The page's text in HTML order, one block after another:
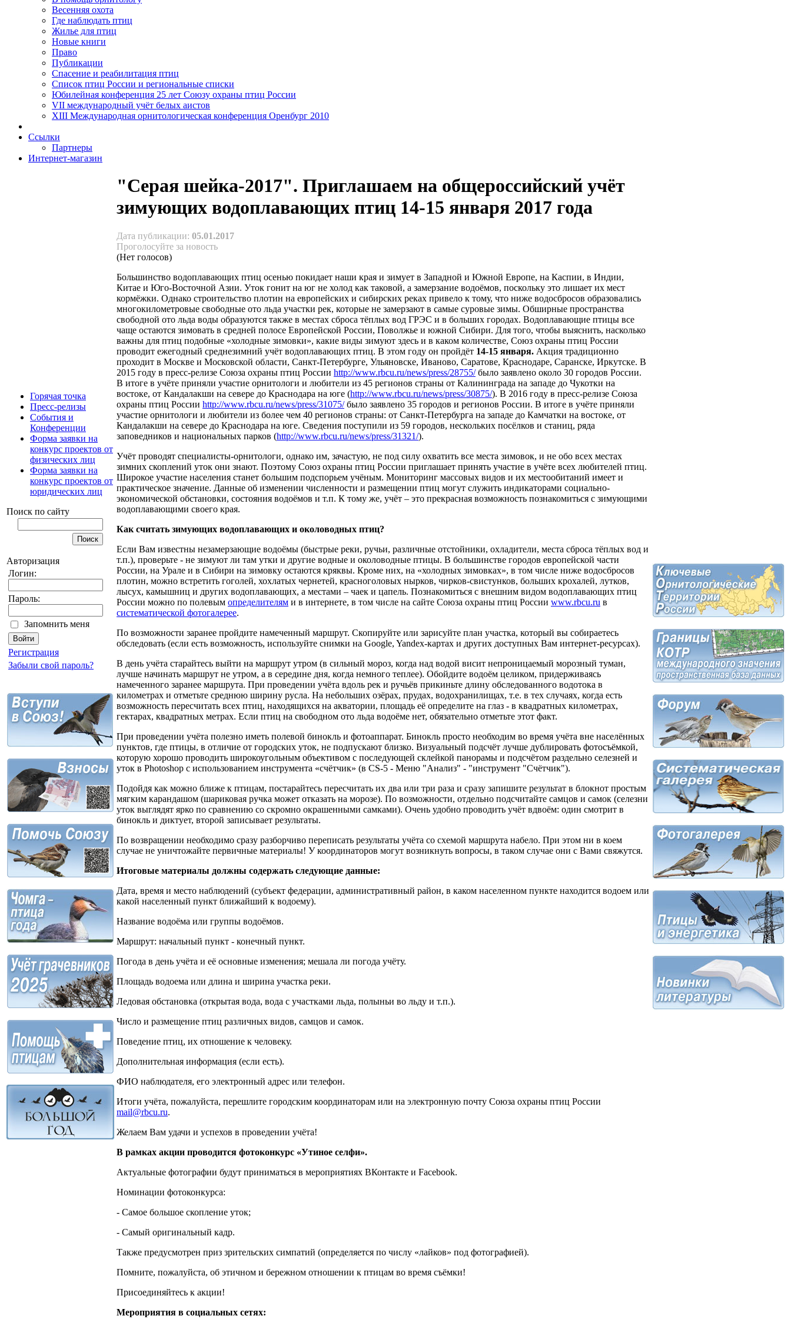
Весенняя охота
Где наблюдать птиц
Жилье для птиц
Новые книги
Право
Публикации
Спасение и реабилитация птиц
Список птиц России и региональные списки
Юбилейная конференция 25 лет Союзу охраны птиц России
VII международный учёт белых аистов
XIII Международная орнитологическая конференция Оренбург 2010
Ссылки
Партнеры
Интернет-магазин
Горячая точка
Пресс-релизы
События и
Конференции
Форма заявки на
конкурс проектов от
физических лиц
Форма заявки на
конкурс проектов от
юридических лиц
Поиск по сайту
Авторизация
Логин:
Пароль:
Запомнить меня
Регистрация
Забыли свой пароль?
"Серая шейка-2017". Приглашаем на общероссийский учёт
зимующих водоплавающих птиц 14-15 января 2017 года
Дата публикации: 05.01.2017
Проголосуйте за новость
(Нет голосов)
Большинство водоплавающих птиц осенью покидает наши края и зимует в Западной и Южной Европе, на Каспии, в Индии,
Китае и Юго-Восточной Азии. Уток гонит на юг не холод как таковой, а замерзание водоёмов, поскольку это лишает их мест
кормёжки. Однако строительство плотин на европейских и сибирских реках привело к тому, что ниже водосбросов образовались
многокилометровые свободные ото льда участки рек, которые не замерзают в самые суровые зимы. Обширные пространства
свободной ото льда воды образуются также в местах сброса тёплых вод ГРЭС и в больших городах. Водоплавающие птицы все
чаще остаются зимовать в cредней полосе Европейской России, Поволжье и южной Сибири. Для того, чтобы выяснить, насколько
важны для птиц подобные «холодные зимовки», какие виды зимуют здесь и в каком количестве, Союз охраны птиц России
проводит ежегодный среднезимний учёт водоплавающих птиц. В этом году он пройдёт 14-15 января. Акция традиционно
проходит в Москве и Московской области, Санкт-Петербурге, Ульяновске, Иваново, Саратове, Краснодаре, Саранске, Иркутске. В
2015 году в пресс-релизе Союза охраны птиц России http://www.rbcu.ru/news/press/28755/было заявлено около 30 городов России.
В итоге в учёте приняли участие орнитологи и любители из 45 регионов страны от Калининграда на западе до Чукотки на
востоке, от Кандалакши на севере до Краснодара на юге (http://www.rbcu.ru/news/press/30875/). В 2016 году в пресс-релизе Союза
охраны птиц России http://www.rbcu.ru/news/press/31075/было заявлено 35 городов и регионов России. В итоге в учёте приняли
участие орнитологи и любители из более чем 40 регионов страны: от Санкт-Петербурга на западе до Камчатки на востоке, от
Кандалакши на севере до Краснодара на юге. Сведения поступили из 59 городов, нескольких посёлков и станиц, ряда
заповедников и национальных парков (http://www.rbcu.ru/news/press/31321/).
Учёт проводят специалисты-орнитологи, однако им, зачастую, не под силу охватить все места зимовок, и не обо всех местах
зимних скоплений уток они знают. Поэтому Союз охраны птиц России приглашает принять участие в учёте всех любителей птиц.
Широкое участие населения станет большим подспорьем учёным. Мониторинг массовых видов и их местообитаний имеет и
практическое значение. Данные об изменении численности и размещении птиц могут служить индикаторами социально-
экономической обстановки, состояния водоёмов и т.п. К тому же, учёт – это прекрасная возможность познакомиться с зимующими
водоплавающими своего края.
Как считать зимующих водоплавающих и околоводных птиц?
Если Вам известны незамерзающие водоёмы (быстрые реки, ручьи, различные отстойники, охладители, места сброса тёплых вод и
т.п.), проверьте - не зимуют ли там утки и другие водные и околоводные птицы. В большинстве городов европейской части
России, на Урале и в Сибири на зимовку остаются кряквы. Кроме них, на «холодных зимовках», в том числе ниже водосбросов
плотин, можно встретить гоголей, хохлатых чернетей, красноголовых нырков, чирков-свистунков, больших крохалей, лутков,
лысух, камышниц и других водоплавающих, а местами – чаек и цапель. Познакомиться с внешним видом водоплавающих птиц
России можно по полевым определителям и в интернете, в том числе на сайте Союза охраны птиц России www.rbcu.ru в
систематической фотогалерее.
По возможности заранее пройдите намеченный маршрут. Скопируйте или зарисуйте план участка, который вы собираетесь
обследовать (если есть возможность, используйте снимки на Google, Yandex-картах и других доступных Вам интернет-ресурсах).
В день учёта старайтесь выйти на маршрут утром (в сильный мороз, когда над водой висит непроницаемый морозный туман,
лучше начинать маршрут не утром, а в середине дня, когда немного теплее). Обойдите водоём целиком, придерживаясь
намеченного заранее маршрута. При проведении учёта вдоль рек и ручьёв прикиньте длину обследованного водотока в
километрах и отметьте среднюю ширину русла. На небольших озёрах, прудах, водохранилищах, т.е. в тех случаях, когда есть
возможность пересчитать всех птиц, находящихся на акватории, площадь её определите на глаз - в квадратных километрах,
гектарах, квадратных метрах. Если птиц на свободном ото льда водоёме нет, обязательно отметьте этот факт.
При проведении учёта полезно иметь полевой бинокль и фотоаппарат. Бинокль просто необходим во время учёта вне населённых
пунктов, где птицы, в отличие от городских уток, не подпускают близко. Визуальный подсчёт лучше дублировать фотосъёмкой,
которую хорошо проводить широкоугольным объективом с последующей склейкой панорамы и подсчётом раздельно селезней и
уток в Photoshop с использованием инструмента «счётчик» (в CS-5 - Меню "Анализ" - "инструмент "Счётчик").
Подойдя как можно ближе к птицам, постарайтесь пересчитать их два или три раза и сразу запишите результат в блокнот простым
мягким карандашом (шариковая ручка может отказать на морозе). По возможности, отдельно подсчитайте самцов и самок (селезни
уток выглядят ярко по сравнению со скромно окрашенными самками). Очень удобно проводить учёт вдвоём: один смотрит в
бинокль и диктует, второй записывает результаты.
По возвращении необходимо сразу разборчиво переписать результаты учёта со схемой маршрута набело. При этом ни в коем
случае не уничтожайте первичные материалы! У координаторов могут возникнуть вопросы, в таком случае они с Вами свяжутся.
Итоговые материалы должны содержать следующие данные:
Дата, время и место наблюдений (субъект федерации, административный район, в каком населенном пункте находится водоем или
какой населенный пункт ближайший к водоему).
Название водоёма или группы водоёмов.
Маршрут: начальный пункт - конечный пункт.
Погода в день учёта и её основные изменения; мешала ли погода учёту.
Площадь водоема или длина и ширина участка реки.
Ледовая обстановка (открытая вода, вода с участками льда, полыньи во льду и т.п.).
Число и размещение птиц различных видов, самцов и самок.
Поведение птиц, их отношение к человеку.
Дополнительная информация (если есть).
ФИО наблюдателя, его электронный адрес или телефон.
Итоги учёта, пожалуйста, перешлите городским координаторам или на электронную почту Союза охраны птиц России
mail@rbcu.ru.
Желаем Вам удачи и успехов в проведении учёта!
В рамках акции проводится фотоконкурс «Утиное селфи».
Актуальные фотографии будут приниматься в мероприятиях ВКонтакте и Facebook.
Номинации фотоконкурса:
- Самое большое скопление уток;
- Самый оригинальный кадр.
Также предусмотрен приз зрительских симпатий (определяется по числу «лайков» под фотографией).
Помните, пожалуйста, об этичном и бережном отношении к птицам во время съёмки!
Присоединяйтесь к акции!
Мероприятия в социальных сетях: